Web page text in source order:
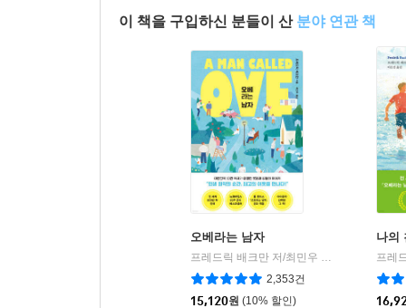
이 책을 구입하신 분들이 산 분야 연관 책
오베라는 남자
프레드릭 배크만 저/최민우 역
다산책방
2,353건
15,120원 (10% 할인)
나의